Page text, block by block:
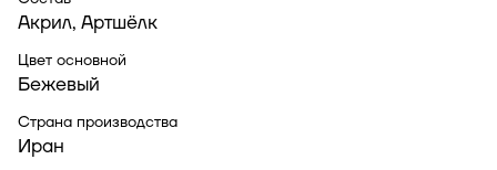
Акрил, Артшёлк
Цвет основной
Бежевый
Страна производства
Иран